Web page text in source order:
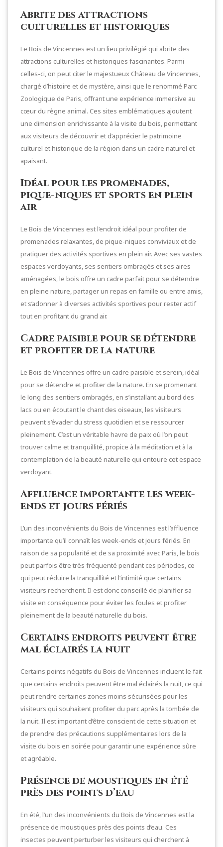
Abrite des attractions
culturelles et historiques
Le Bois de Vincennes est un lieu privilégié qui abrite des
attractions culturelles et historiques fascinantes. Parmi
celles-ci, on peut citer le majestueux Château de Vincennes,
chargé d’histoire et de mystère, ainsi que le renommé Parc
Zoologique de Paris, offrant une expérience immersive au
cœur du règne animal. Ces sites emblématiques ajoutent
une dimension enrichissante à la visite du bois, permettant
aux visiteurs de découvrir et d’apprécier le patrimoine
culturel et historique de la région dans un cadre naturel et
apaisant.
Idéal pour les promenades,
pique-niques et sports en plein
air
Le Bois de Vincennes est l’endroit idéal pour profiter de
promenades relaxantes, de pique-niques conviviaux et de
pratiquer des activités sportives en plein air. Avec ses vastes
espaces verdoyants, ses sentiers ombragés et ses aires
aménagées, le bois offre un cadre parfait pour se détendre
en pleine nature, partager un repas en famille ou entre amis,
et s’adonner à diverses activités sportives pour rester actif
tout en profitant du grand air.
Cadre paisible pour se détendre
et profiter de la nature
Le Bois de Vincennes offre un cadre paisible et serein, idéal
pour se détendre et profiter de la nature. En se promenant
le long des sentiers ombragés, en s’installant au bord des
lacs ou en écoutant le chant des oiseaux, les visiteurs
peuvent s’évader du stress quotidien et se ressourcer
pleinement. C’est un véritable havre de paix où l’on peut
trouver calme et tranquillité, propice à la méditation et à la
contemplation de la beauté naturelle qui entoure cet espace
verdoyant.
Affluence importante les week-
ends et jours fériés
L’un des inconvénients du Bois de Vincennes est l’affluence
importante qu’il connaît les week-ends et jours fériés. En
raison de sa popularité et de sa proximité avec Paris, le bois
peut parfois être très fréquenté pendant ces périodes, ce
qui peut réduire la tranquillité et l’intimité que certains
visiteurs recherchent. Il est donc conseillé de planifier sa
visite en conséquence pour éviter les foules et profiter
pleinement de la beauté naturelle du bois.
Certains endroits peuvent être
mal éclairés la nuit
Certains points négatifs du Bois de Vincennes incluent le fait
que certains endroits peuvent être mal éclairés la nuit, ce qui
peut rendre certaines zones moins sécurisées pour les
visiteurs qui souhaitent profiter du parc après la tombée de
la nuit. Il est important d’être conscient de cette situation et
de prendre des précautions supplémentaires lors de la
visite du bois en soirée pour garantir une expérience sûre
et agréable.
Présence de moustiques en été
près des points d’eau
En été, l’un des inconvénients du Bois de Vincennes est la
présence de moustiques près des points d’eau. Ces
insectes peuvent perturber les visiteurs qui cherchent à